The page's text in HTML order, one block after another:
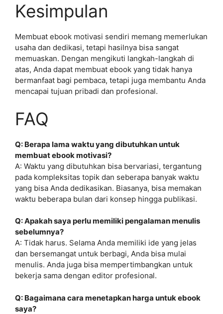
Kesimpulan
Membuat ebook motivasi sendiri memang memerlukan
usaha dan dedikasi, tetapi hasilnya bisa sangat
memuaskan. Dengan mengikuti langkah-langkah di
atas, Anda dapat membuat ebook yang tidak hanya
bermanfaat bagi pembaca, tetapi juga membantu Anda
mencapai tujuan pribadi dan profesional.
FAQ
Q: Berapa lama waktu yang dibutuhkan untuk
membuat ebook motivasi?
A: Waktu yang dibutuhkan bisa bervariasi, tergantung
pada kompleksitas topik dan seberapa banyak waktu
yang bisa Anda dedikasikan. Biasanya, bisa memakan
waktu beberapa bulan dari konsep hingga publikasi.
Q: Apakah saya perlu memiliki pengalaman menulis
sebelumnya?
A: Tidak harus. Selama Anda memiliki ide yang jelas
dan bersemangat untuk berbagi, Anda bisa mulai
menulis. Anda juga bisa mempertimbangkan untuk
bekerja sama dengan editor profesional.
Q: Bagaimana cara menetapkan harga untuk ebook
saya?